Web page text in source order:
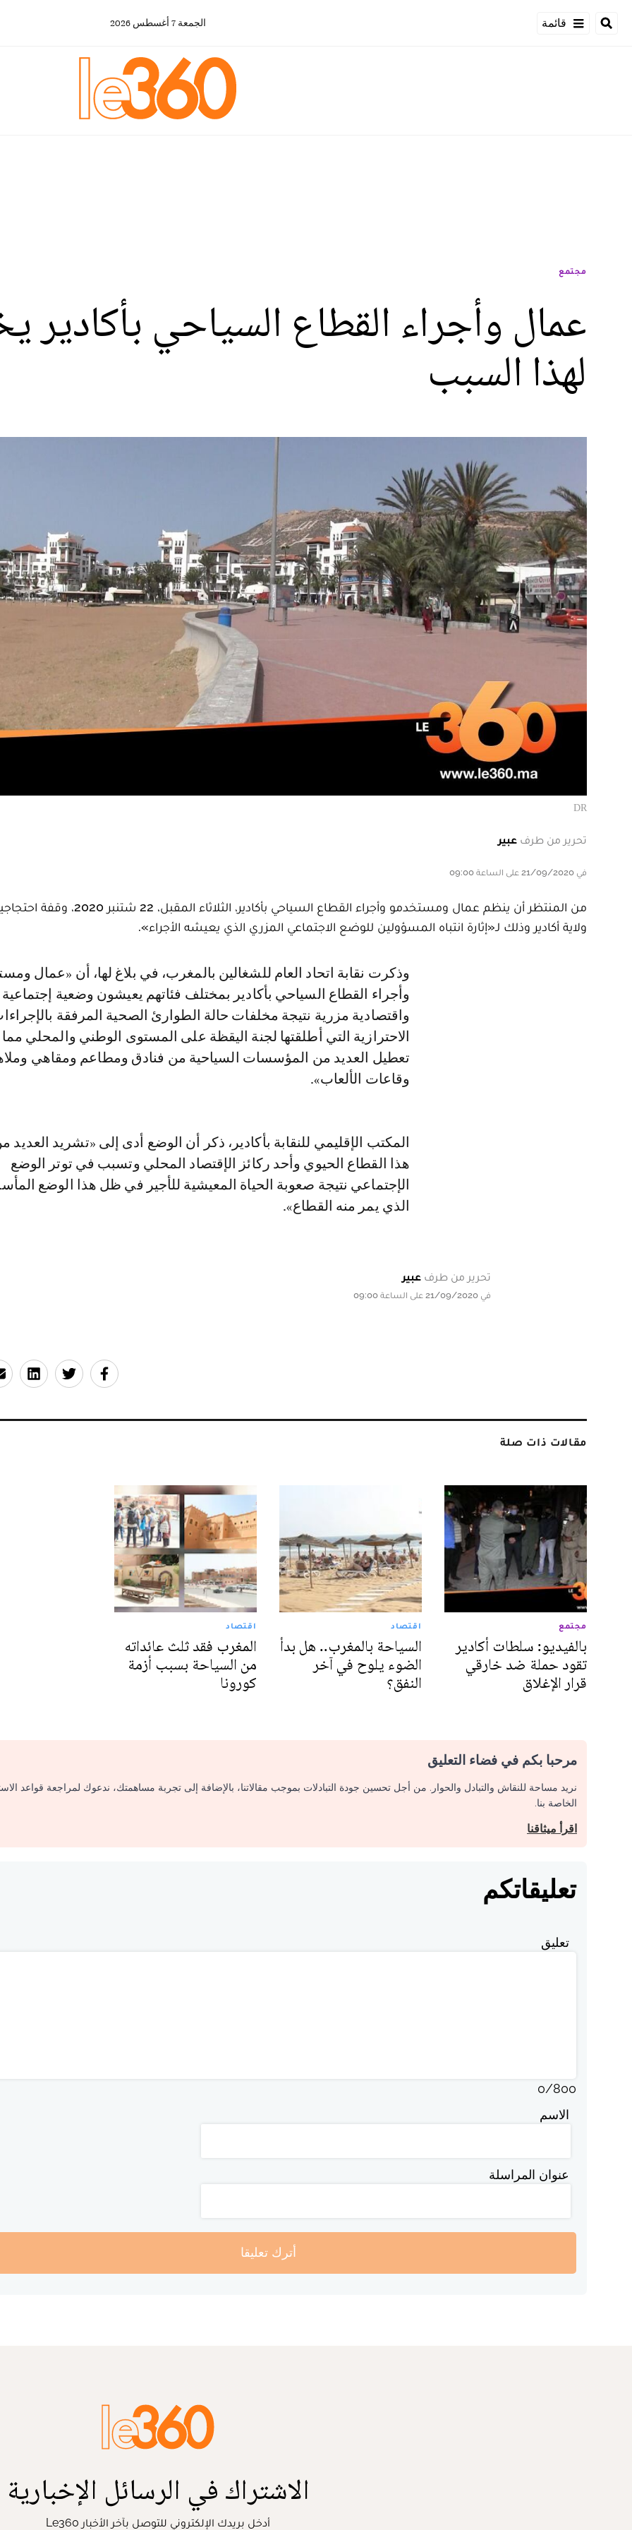
قائمة الجمعة 7 أغسطس 2026
مجتمع
عمال وأجراء القطاع السياحي
لهذا السبب
DR
تحرير من طرف عبير
في 21/09/2020 على الساعة 09:00
من المنتظر أن ينظم عمال ومستخدمو وأجراء القطاع السياحي بأكادير، الثلاثاء
ولاية أكادير وذلك لـ«إثارة انتباه المسؤولين للوضع الاجتماعي المزري الذي يعيشه الأجراء».
وذكرت نقابة اتحاد العام للشغالين بالمغرب، في بلاغ لها، أن «عمال ومستخدمي
وأجراء القطاع السياحي بأكادير بمختلف فئاتهم يعيشون وضعية إجتماعية
واقتصادية مزرية نتيجة مخلفات حالة الطوارئ الصحية المرفقة
الاحترازية التي أطلقتها لجنة اليقظة على المستوى الوطني والمحلي
تعطيل العديد من المؤسسات السياحية من فنادق ومطاعم ومقاهي
وقاعات الألعاب».
المكتب الإقليمي للنقابة بأكادير، ذكر أن الوضع أدى إلى «تشريد العديد
هذا القطاع الحيوي وأحد ركائز الإقتصاد المحلي وتسبب في توتر الوضع
الإجتماعي نتيجة صعوبة الحياة المعيشية للأجير في ظل هذا الوضع
الذي يمر منه القطاع».
تحرير من طرف عبير
في 21/09/2020 على الساعة 09:00
مقالات ذات صلة
مجتمع
بالفيديو: سلطات أكادير
تقود حملة ضد خارقي
قرار الإغلاق
اقتصاد
السياحة بالمغرب.. هل بدأ
الضوء يلوح في آخر
النفق؟
اقتصاد
المغرب فقد ثلث عائداته
من السياحة بسبب أزمة
كورونا
مرحبا بكم في فضاء التعليق
نريد مساحة للنقاش والتبادل والحوار. من أجل تحسين جودة التبادلات بموجب مقالاتنا، بالإضافة إلى تجربة مساهمتك، ندعوك لمراجعة قواعد
الخاصة بنا.
اقرأ ميثاقنا
تعليقاتكم
تعليق
0/800
الاسم
عنوان المراسلة
أترك تعليقا
الاشتراك في الرسائل الإخبارية
أدخل بريدك الإلكتروني للتوصل بآخر الأخبار Le360